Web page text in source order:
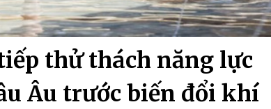
thử thách năng lực
Âu trước biến đổi khí